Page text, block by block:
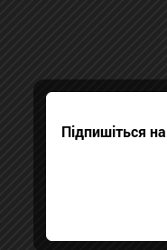
Підпишіться